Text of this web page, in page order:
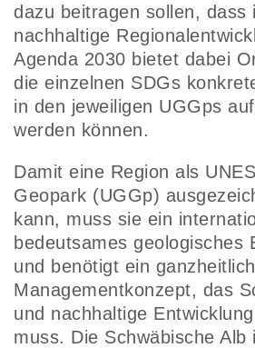
dazu beitragen sollen, dass
nachhaltige
Agenda 2030 bietet dabei
die einzelnen SDGs
in den jeweiligen UGGps
werden können.
Damit eine Region als
Geopark (UGGp)
kann, muss sie ein
bedeutsames geologisches
und benötigt ein
Managementkonzept, das
und nachhaltige
muss. Die Schwäbische Alb